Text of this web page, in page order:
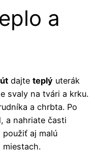
a
dajte teplý uterák
svaly na tvári a krku.
a chrbta. Po
a nahriate časti
použiť aj malú